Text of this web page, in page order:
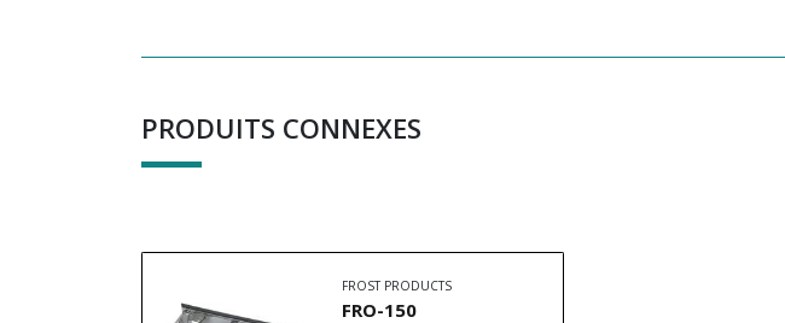
PRODUITS CONNEXES
FROST PRODUCTS
FRO-150